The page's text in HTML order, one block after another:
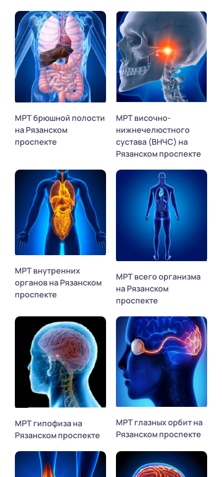
МРТ брюшной полости
на Рязанском
проспекте
МРТ височно-
нижнечелюстного
сустава (ВНЧС) на
Рязанском проспекте
МРТ внутренних
органов на Рязанском
проспекте
МРТ всего организма
на Рязанском
проспекте
МРТ гипофиза на
Рязанском проспекте
МРТ глазных орбит на
Рязанском проспекте